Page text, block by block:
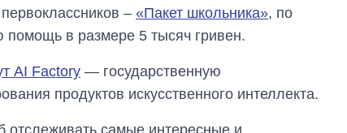
– «Пакет школьника», по
в размере 5 тысяч гривен.
AI Factory — государственную
продуктов искусственного интеллекта.